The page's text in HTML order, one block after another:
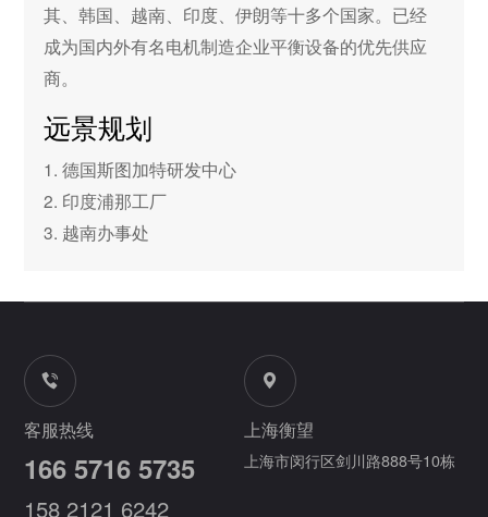
其、韩国、越南、印度、伊朗等十多个国家。已经
成为国内外有名电机制造企业平衡设备的优先供应
商。
远景规划
1. 德国斯图加特研发中心
2. 印度浦那工厂
3. 越南办事处
客服热线
166 5716 5735
158 2121 6242
上海衡望
上海市闵行区剑川路888号10栋